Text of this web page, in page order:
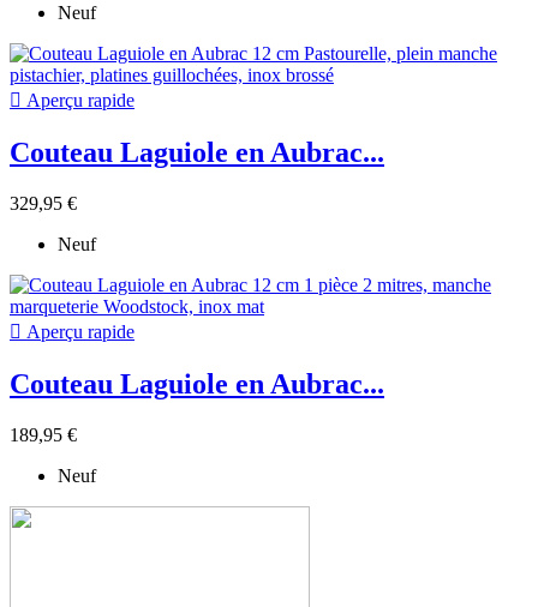
Neuf
 Aperçu rapide
Couteau Laguiole en Aubrac...
329,95 €
Neuf
 Aperçu rapide
Couteau Laguiole en Aubrac...
189,95 €
Neuf